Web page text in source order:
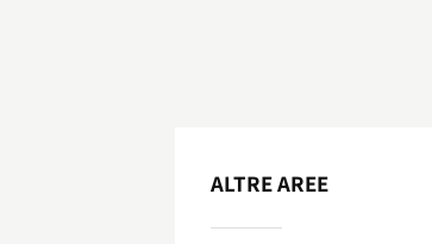
ALTRE AREE